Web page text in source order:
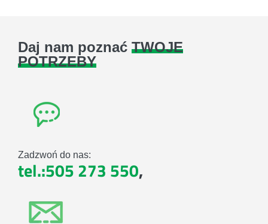
Daj nam poznać TWOJE
POTRZEBY
Zadzwoń do nas:
tel.:505 273 550,